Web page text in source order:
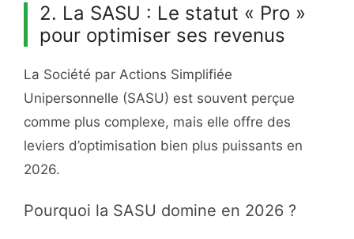
2. La SASU : Le statut « Pro »
pour optimiser ses revenus
La Société par Actions Simplifiée
Unipersonnelle (SASU) est souvent perçue
comme plus complexe, mais elle offre des
leviers d’optimisation bien plus puissants en
2026.
Pourquoi la SASU domine en 2026 ?